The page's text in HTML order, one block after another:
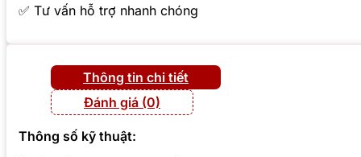
✅ Tư vấn hỗ trợ nhanh chóng
Thông tin chi tiết
Đánh giá (0)
Thông số kỹ thuật: